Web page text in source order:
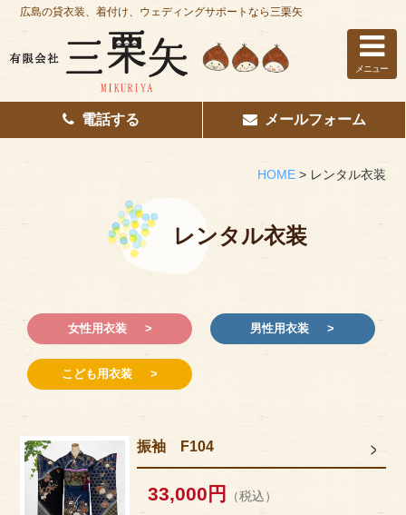
ホーム
はじめての方へ
着付け/教室
その他サービス
サイズのはかり方
よくある質問
広島の貸衣装、着付け、ウェディングサポートなら三栗矢
メニュー
電話する メールフォーム
HOME> レンタル衣装
レンタル衣装
女性用衣装 男性用衣装
こども用衣装
振袖 F104
33,000円 （税込）